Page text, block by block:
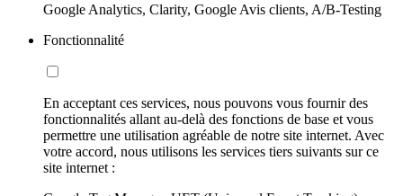
Google Analytics, Clarity, Google Avis clients, A/B-Testing
Fonctionnalité
En acceptant ces services, nous pouvons vous fournir des
fonctionnalités allant au-delà des fonctions de base et vous
permettre une utilisation agréable de notre site internet. Avec
votre accord, nous utilisons les services tiers suivants sur ce
site internet :